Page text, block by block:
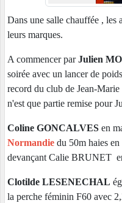
Dans une salle chauffée , les
leurs marques.
A commencer parJulien
soirée avec un lancer de
record du club de Jean-
n'est que partie remise pour
Coline GONCALVES en
Normandie du 50m haies
devançant Calie BRUNET
Clotilde LESENECHAL
la perche féminin F60 avec